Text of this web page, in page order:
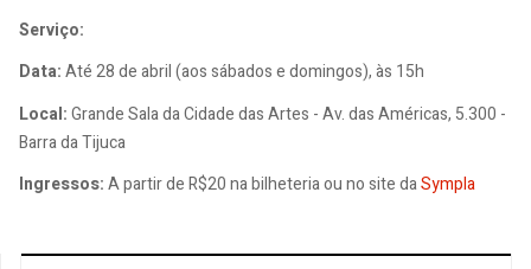
Serviço:
Data:Até 28 de abril (aos sábados e domingos), às 15h
Local:Grande Sala da Cidade das Artes - Av. das Américas, 5.300 -
Barra da Tijuca
Ingressos:A partir de R$20 na bilheteria ou no site daSympla